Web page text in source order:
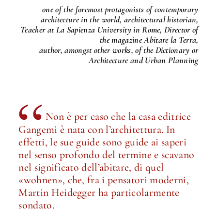
one of the foremost protagonists of contemporary
architecture in the world, architectural historian,
Teacher at La Sapienza University in Rome, Director of
the magazine Abitare la Terra,
author, amongst other works, of the Dictionary or
Architecture and Urban Planning
Non è per caso che la casa editrice
Gangemi è nata con l’architettura. In
effetti, le sue guide sono guide ai saperi
nel senso profondo del termine e scavano
nel significato dell’abitare, di quel
«wohnen», che, fra i pensatori moderni,
Martin Heidegger ha particolarmente
sondato.